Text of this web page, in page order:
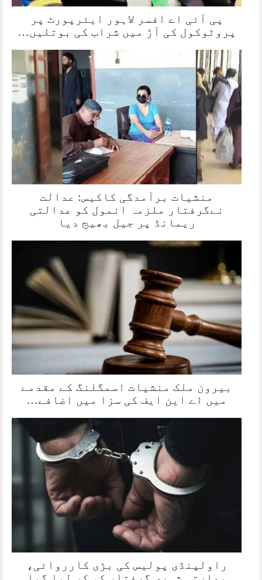
پی آئی اے افسر لاہور ایئرپورٹ پر
پروٹوکول کی آڑ میں شراب کی بوتلیں…
منشیات برآمدگی کاکیس: عدالت
نےگرفتار ملزمہ انمول کو عدالتی
ریمانڈ پر جیل بھیج دیا
بیرون ملک منشیات اسمگلنگ کے مقدمے
میں اے این ایف کی سزا میں اضافے…
راولپنڈی پولیس کی بڑی کارروائی،